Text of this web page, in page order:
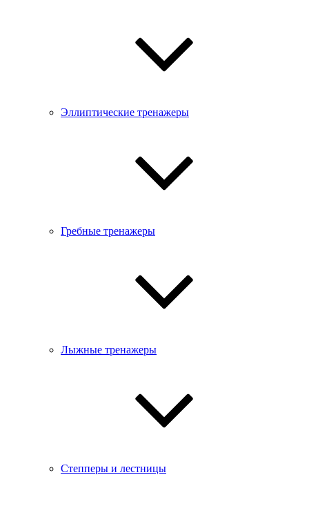
Эллиптические тренажеры
Гребные тренажеры
Лыжные тренажеры
Степперы и лестницы